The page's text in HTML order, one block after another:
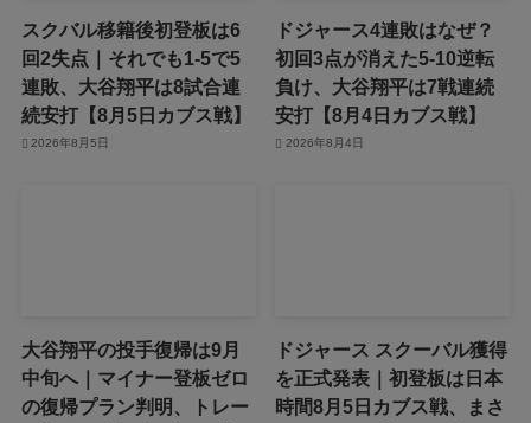
スクバル移籍後初登板は6
回2失点｜それでも1-5で5
連敗、大谷翔平は8試合連
続安打【8月5日カブス戦】
2026年8月5日
ドジャース4連敗はなぜ？
初回3点が消えた5-10逆転
負け、大谷翔平は7戦連続
安打【8月4日カブス戦】
2026年8月4日
大谷翔平の投手復帰は9月
中旬へ｜マイナー登板ゼロ
の復帰プラン判明、トレー
ドジャース スクーバル獲得
を正式発表｜初登板は日本
時間8月5日カブス戦、まさ